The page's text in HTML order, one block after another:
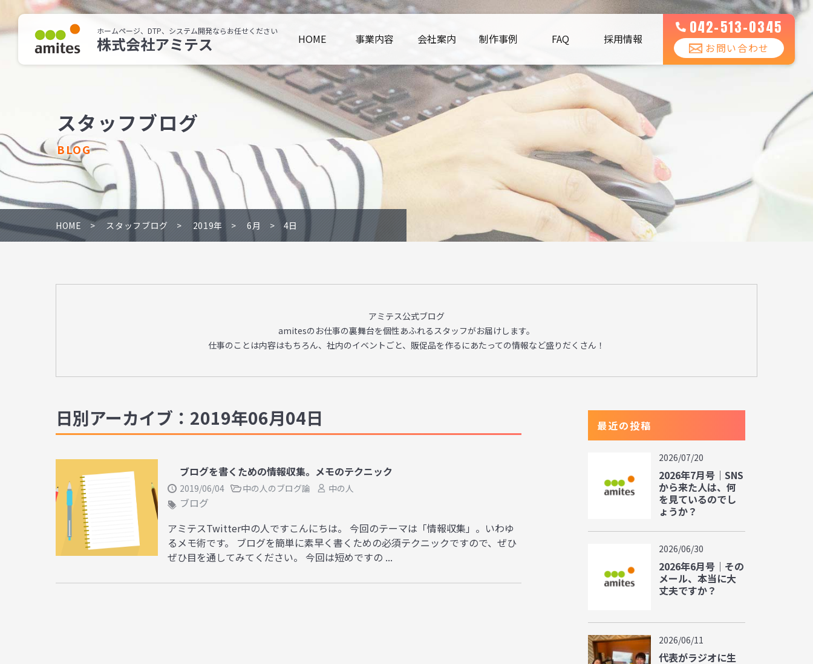
ホームページ、DTP、システム開発ならお任せください
株式会社アミテス HOME 事業内容 会社案内 制作事例 FAQ 採用情報
042-513-0345
お問い合わせ
スタッフブログ
BLOG
HOME スタッフブログ 2019年 6月 4日
アミテス公式ブログ
amitesのお仕事の裏舞台を個性あふれるスタッフがお届けします。
仕事のことは内容はもちろん、 社内のイベントごと、販促品を作るにあたっての情報など盛りだくさん！
日別アーカイブ：2019年06月04日
ブログを書くための情報収集。メモのテクニック
2019/06/04 中の人のブログ論 中の人
ブログ
アミテスTwitter中の人ですこんにちは。 今回のテーマは「情報収集」。いわゆ
るメモ術です。 ブログを簡単に素早く書くための必須テクニックですので、ぜひ
ぜひ目を通してみてください。 今回は短めですの ...
最近の投稿
2026/07/20
2026年7月号｜SNS
から来た人は、何
を見ているのでし
ょうか？
2026/06/30
2026年6月号｜その
メール、本当に大
丈夫ですか？
2026/06/11
代表がラジオに生